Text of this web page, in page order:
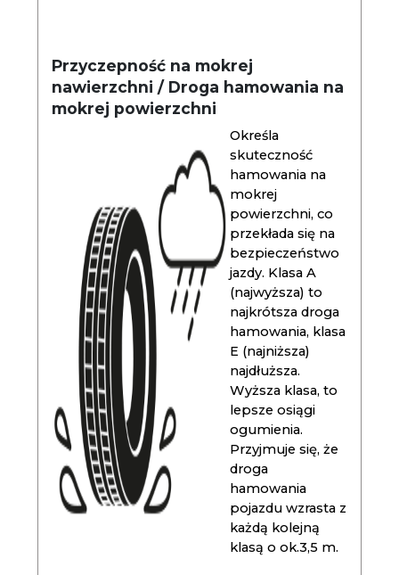
Przyczepność na mokrej
nawierzchni / Droga hamowania na
mokrej powierzchni
Określa
skuteczność
hamowania na
mokrej
powierzchni, co
przekłada się na
bezpieczeństwo
jazdy. Klasa A
(najwyższa) to
najkrótsza droga
hamowania, klasa
E (najniższa)
najdłuższa.
Wyższa klasa, to
lepsze osiągi
ogumienia.
Przyjmuje się, że
droga
hamowania
pojazdu wzrasta z
każdą kolejną
klasą o ok.3,5 m.